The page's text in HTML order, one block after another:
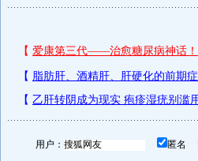
用户： 匿名